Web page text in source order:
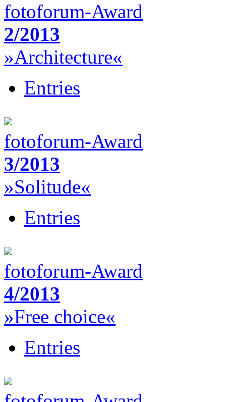
fotoforum-Award
2/2013
»Architecture«
Entries
fotoforum-Award
3/2013
»Solitude«
Entries
fotoforum-Award
4/2013
»Free choice«
Entries